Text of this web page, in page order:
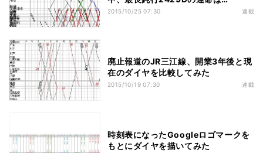
2015/10/25 07:30 連載
廃止報道のJR三江線、開業3年後と現
在のダイヤを比較してみた
2015/10/19 07:30 連載
時刻表になったGoogleロゴマークを
もとにダイヤを描いてみた